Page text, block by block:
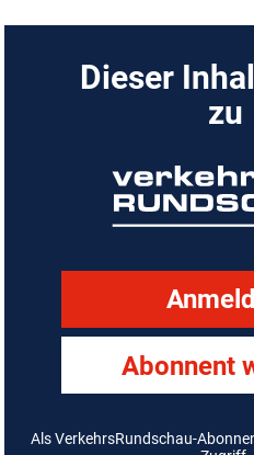
Dieser
zu
Abonnent
Als VerkehrsRundschau-